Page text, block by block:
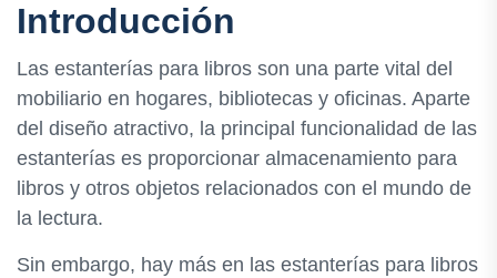
Introducción
Las estanterías para libros son una parte vital del
mobiliario en hogares, bibliotecas y oficinas. Aparte
del diseño atractivo, la principal funcionalidad de las
estanterías es proporcionar almacenamiento para
libros y otros objetos relacionados con el mundo de
la lectura.
Sin embargo, hay más en las estanterías para libros